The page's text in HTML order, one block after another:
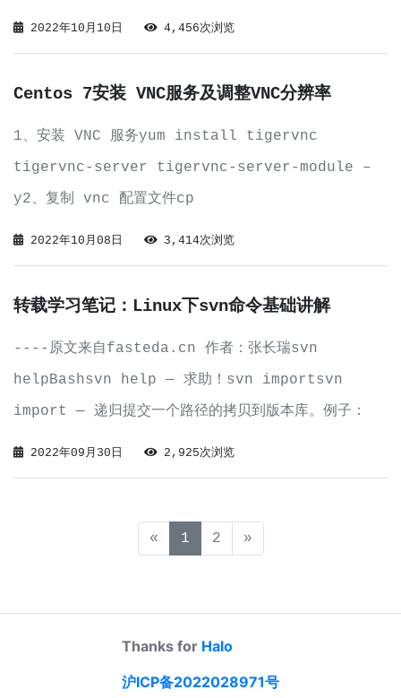
test@remote1:/home/test/testfile ./scp -r
te
2022年10月10日 4,456次浏览
Centos 7安装 VNC服务及调整VNC分辨率
1、安装 VNC 服务yum install tigervnc
tigervnc-server tigervnc-server-module –
y2、复制 vnc 配置文件cp
/lib/systemd/system/vncserver@.service
/etc/systemd/system/
2022年10月08日 3,414次浏览
转载学习笔记：Linux下svn命令基础讲解
----原文来自fasteda.cn 作者：张长瑞svn
helpBashsvn help — 求助！svn importsvn
import — 递归提交一个路径的拷贝到版本库。例子：
Bashsvn import -m “New import” myproj
http://IP地址/repos/
2022年09月30日 2,925次浏览
« 1(current)
2 »
Thanks for Halo
沪ICP备2022028971号